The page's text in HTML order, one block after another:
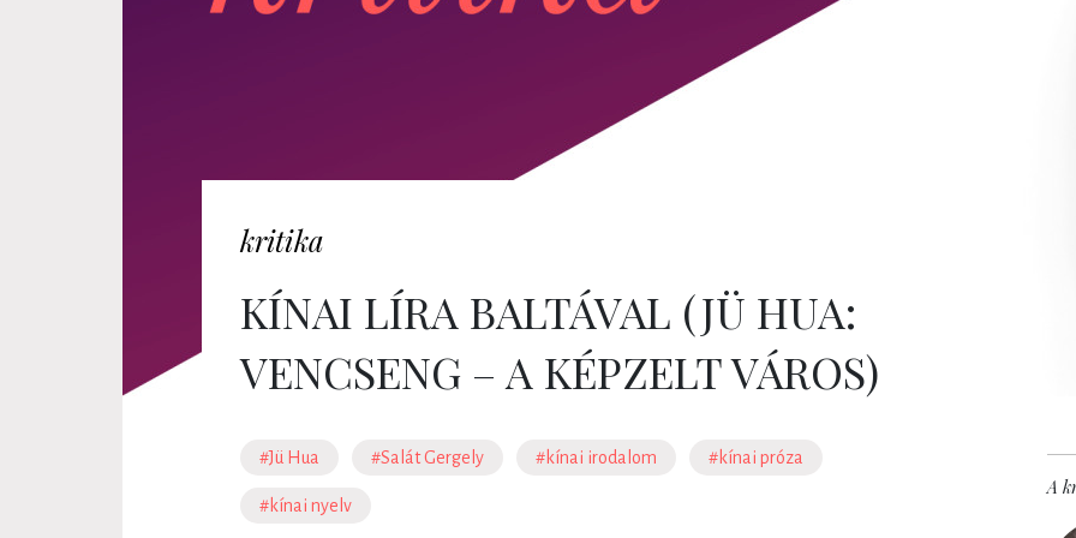
kritika
KÍNAI LÍRA BALTÁVAL (JÜ HUA:
VENCSENG – A KÉPZELT VÁROS)
#Jü Hua #Salát Gergely #kínai irodalom #kínai próza
#kínai nyelv
A